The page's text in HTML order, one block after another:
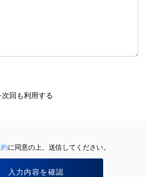
回も利用する
に同意の上、送信してください。